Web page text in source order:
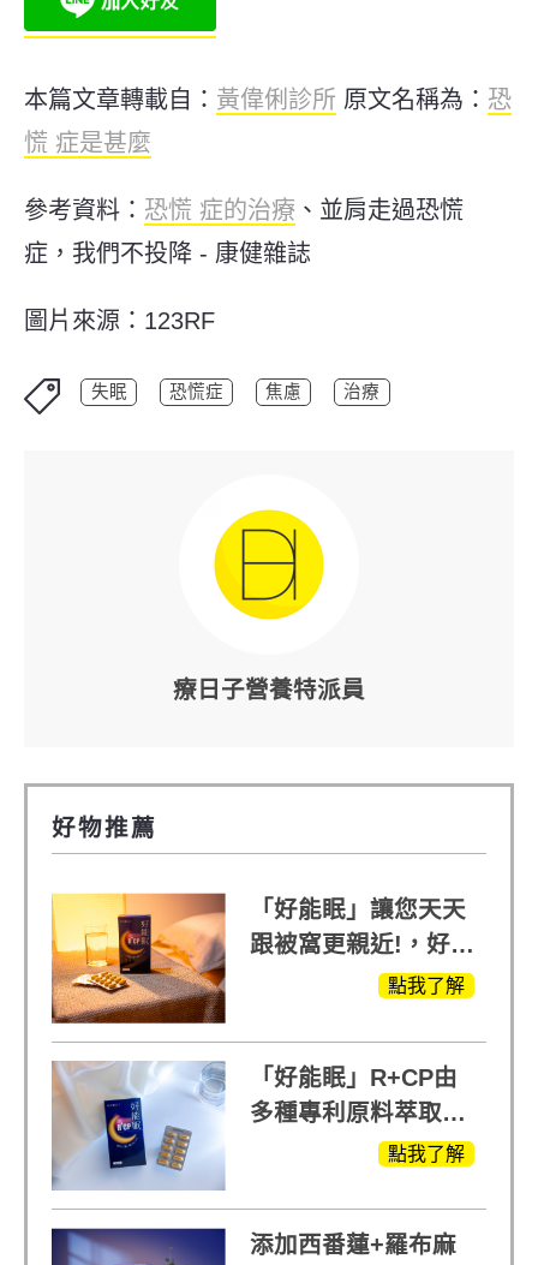
本篇文章轉載自： 黃偉俐診所 原文名稱為： 恐
慌 症是甚麼
參考資料： 恐慌 症的治療 、 並肩走過恐慌
症，我們不投降 - 康健雜誌
圖片來源：123RF
失眠 恐慌症 焦慮 治療
療日子營養特派員
好物推薦
「好能眠」讓您天天
跟被窩更親近!，好能
生醫X陳亞蘭推薦!
點我了解
「好能眠」R+CP由
多種專利原料萃取、
白鳳豆、羅布麻、西
晰的關鍵!
點我了解
添加西番蓮+羅布麻